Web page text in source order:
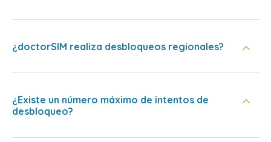
¿doctorSIM realiza desbloqueos regionales?
¿Existe un número máximo de intentos de
desbloqueo?